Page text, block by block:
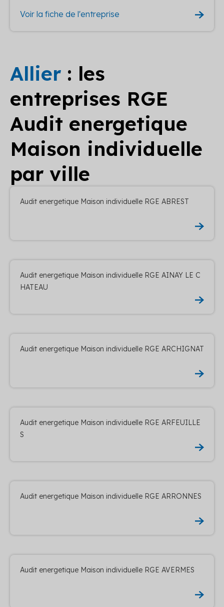
Voir la fiche de l'entreprise
Allier : les
entreprises RGE
Audit energetique
Maison individuelle
par ville
Audit energetique Maison individuelle RGE ABREST
Audit energetique Maison individuelle RGE AINAY LE C
HATEAU
Audit energetique Maison individuelle RGE ARCHIGNAT
Audit energetique Maison individuelle RGE ARFEUILLE
S
Audit energetique Maison individuelle RGE ARRONNES
Audit energetique Maison individuelle RGE AVERMES